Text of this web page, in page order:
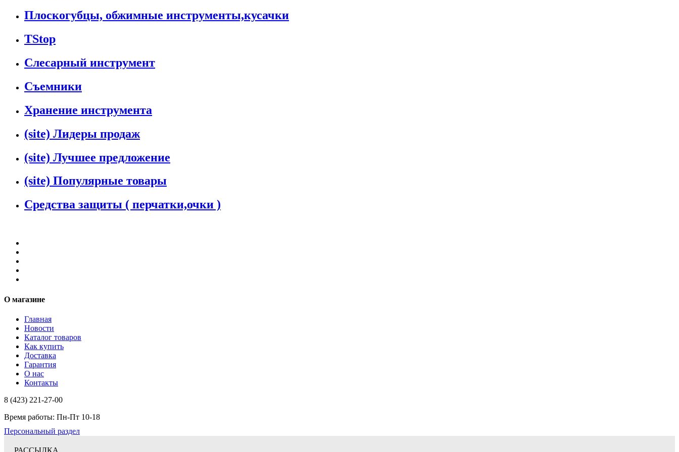
Плоскогубцы, обжимные инструменты,кусачки
TStop
Слесарный инструмент
Съемники
Хранение инструмента
(site) Лидеры продаж
(site) Лучшее предложение
(site) Популярные товары
Средства защиты ( перчатки,очки )
О магазине
Главная
Новости
Каталог товаров
Как купить
Доставка
Гарантия
О нас
Контакты
8 (423) 221-27-00
Время работы: Пн-Пт 10-18
Персональный раздел
РАССЫЛКА